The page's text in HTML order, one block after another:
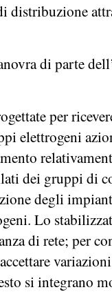
distribuzione
di parte
per
elettrogeni
dei gruppi di
degli
Lo
di rete; per
si integrano